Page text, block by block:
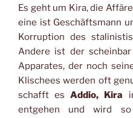
Es geht um Kira, die
eine ist Geschäftsmann
Korruption des
Andere ist der
Apparates, der noch
Klischees werden oft
schafft esAddio, Kira
entgehen und wird